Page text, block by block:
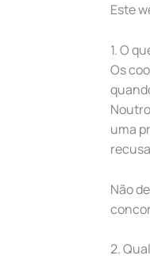
Este
1. O
Os
uma
Não
2.